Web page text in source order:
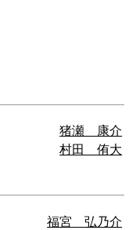
猪瀬 康介
村田 侑大
福宮 弘乃介